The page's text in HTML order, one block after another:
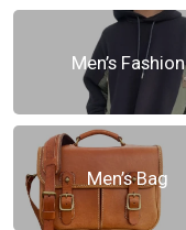
Men’s Fashion
Men’s Bag